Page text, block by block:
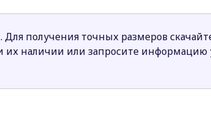
планировкой подойдет
получения точных размеров
наличии или запросите